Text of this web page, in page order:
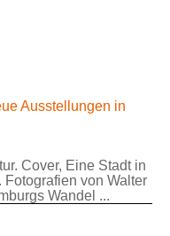
Ausstellungen in
Cover, Eine Stadt in
von Walter
Wandel ...